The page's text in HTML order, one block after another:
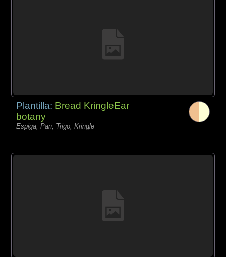
Plantilla: Bread KringleEar
botany
Espiga, Pan, Trigo, Kringle